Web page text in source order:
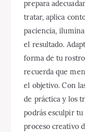
prepara
tratar, aplica
paciencia,
el resultado.
forma de tu
recuerda que
el objetivo. Con
de práctica y los
podrás esculpir
proceso creativo